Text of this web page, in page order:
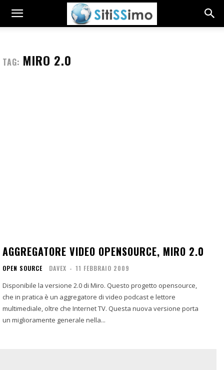
TAG: MIRO 2.0
AGGREGATORE VIDEO OPENSOURCE, MIRO 2.0
OPEN SOURCE DAVEX - 11 FEBBRAIO 2009
Disponibile la versione 2.0 di Miro. Questo progetto opensource,
che in pratica è un aggregatore di video podcast e lettore
multimediale, oltre che Internet TV. Questa nuova versione porta
un miglioramente generale nella...